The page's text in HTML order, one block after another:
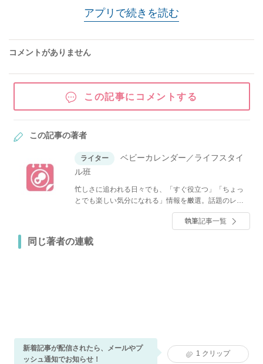
アプリで続きを読む
コメントがありません
この記事にコメントする
この記事の著者
ライター
ベビーカレンダー／ライフスタイ
ル班
忙しさに追われる日々でも、「すぐ役立つ」「ちょっ
とでも楽しい気分になれる」情報を厳選。話題のレシ
ピやグルメ、人気のショップ情報、ファッション、イ
ンテリア・収納、節約・マネーなど、くらしに関する
します！
執筆記事一覧
同じ著者の連載
新着記事が配信されたら、メールやプ
ッシュ通知でお知らせ！
1 クリップ